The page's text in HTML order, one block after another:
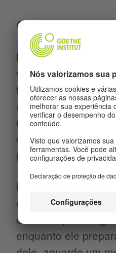
O que o medo nos
Não sei bem o que
vivenciando. Creio
tirar da pobreza.
apenas quando
na carência, só é
que nos são
para retiramos a
Em relação à
ocasião. E muitas
de morto para
enquanto ele